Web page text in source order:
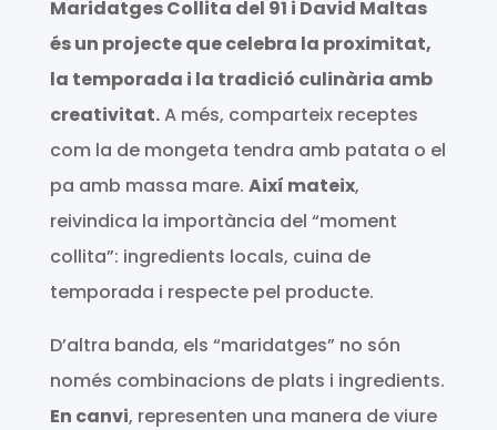
Maridatges Collita del 91 i David Maltas
és un projecte que celebra la proximitat,
la temporada i la tradició culinària amb
creativitat.A més, comparteix receptes
com la de mongeta tendra amb patata o el
pa amb massa mare. Així mateix,
reivindica la importància del “moment
collita”: ingredients locals, cuina de
temporada i respecte pel producte.
D’altra banda, els “maridatges” no són
només combinacions de plats i ingredients.
En canvi, representen una manera de viure